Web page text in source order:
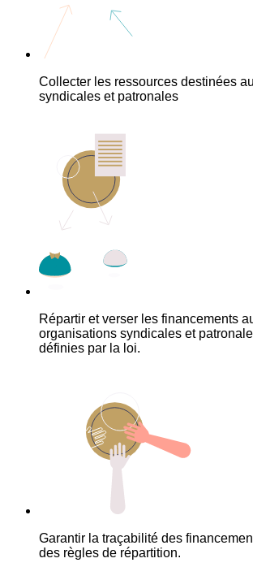
Collecter les ressources destinées
syndicales et patronales
Répartir et verser les financements
organisations syndicales et
définies par la loi.
Garantir la traçabilité des
des règles de répartition.